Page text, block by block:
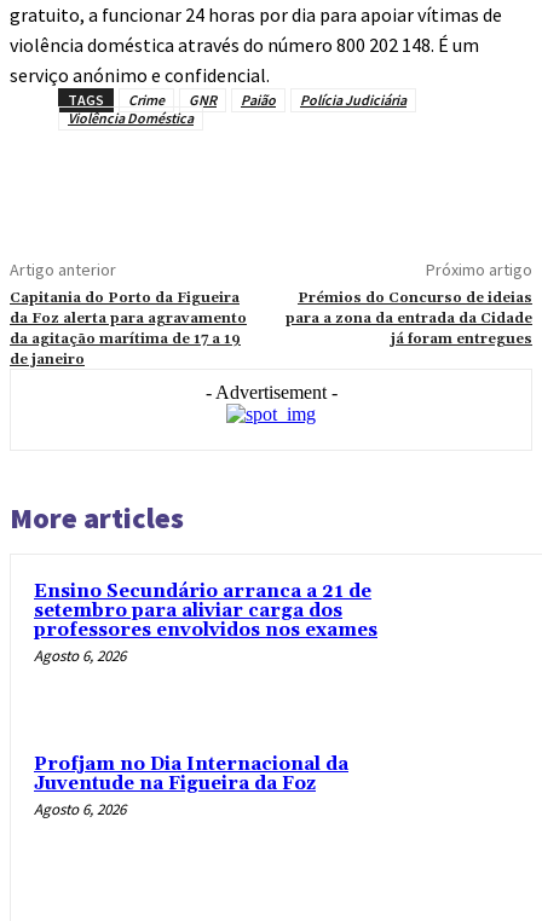
gratuito, a funcionar 24 horas por dia para apoiar vítimas de
violência doméstica através do número 800 202 148. É um
serviço anónimo e confidencial.
TAGS Crime GNR Paião
Polícia Judiciária
Violência Doméstica
Artigo anterior
Capitania do Porto da Figueira
da Foz alerta para agravamento
da agitação marítima de 17 a 19
de janeiro
Próximo artigo
Prémios do Concurso de ideias
para a zona da entrada da Cidade
já foram entregues
- Advertisement -
More articles
Ensino Secundário arranca a 21 de
setembro para aliviar carga dos
professores envolvidos nos exames
Agosto 6, 2026
Profjam no Dia Internacional da
Juventude na Figueira da Foz
Agosto 6, 2026